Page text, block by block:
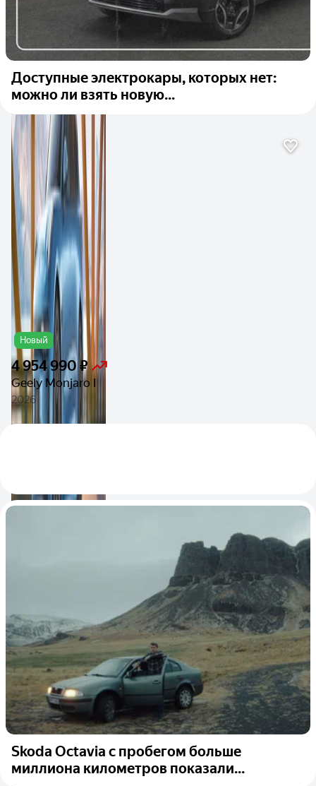
Доступные электрокары, которых нет:
можно ли взять новую...
Новый
4 954 990 ₽
Geely Monjaro I
2026
Skoda Octavia с пробегом больше
миллиона километров показали...